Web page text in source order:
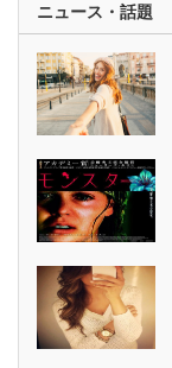
ニュース・話題